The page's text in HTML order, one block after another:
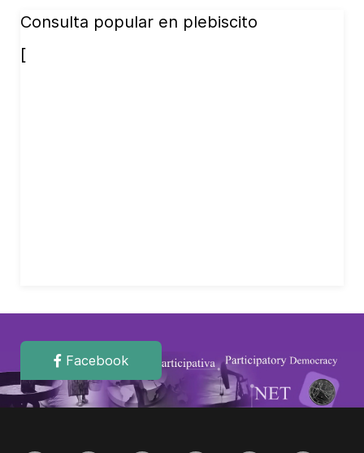
Consulta popular en plebiscito
[
Facebook